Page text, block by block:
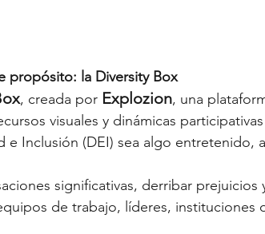
propósito: la Diversity Box
, creada por Explozion, una
visuales y dinámicas
Inclusión (DEI) sea algo entretenido,
significativas, derribar prejuicios
de trabajo, líderes, instituciones